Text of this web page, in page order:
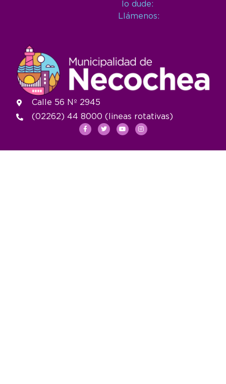
lo dude:
Llámenos:
Calle 56 Nº 2945
(02262) 44 8000 (lineas rotativas)